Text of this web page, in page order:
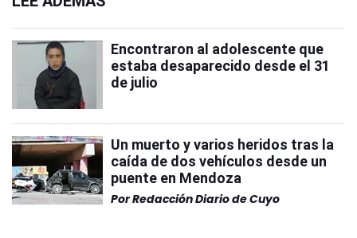
Encontraron al adolescente que
estaba desaparecido desde el 31
de julio
Un muerto y varios heridos tras la
caída de dos vehículos desde un
puente en Mendoza
PorRedacción Diario de Cuyo